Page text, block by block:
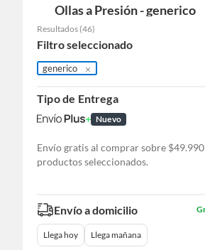
Ollas a Presión - generico
Resultados (46)
Filtro seleccionado
generico
Tipo de Entrega
Nuevo
Envío gratis al comprar sobre $49.990
productos seleccionados.
Envío a domicilio
Llega hoy Llega mañana